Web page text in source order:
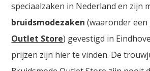
speciaalzaken in Nederland en zijn
bruidsmodezaken (waaronder een
Outlet Store) gevestigd in
prijzen zijn hier te vinden. De